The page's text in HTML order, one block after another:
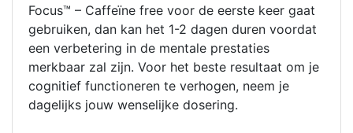
Focus™ – Caffeïne free voor de eerste keer gaat
gebruiken, dan kan het 1-2 dagen duren voordat
een verbetering in de mentale prestaties
merkbaar zal zijn. Voor het beste resultaat om je
cognitief functioneren te verhogen, neem je
dagelijks jouw wenselijke dosering.